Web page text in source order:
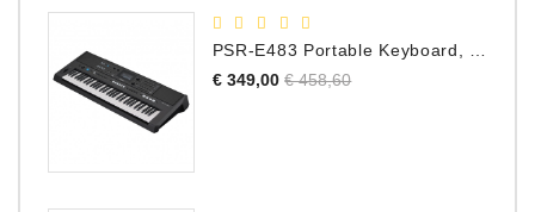
PSR-E483 Portable Keyboard, 61 Toetsen
€ 349,00 Normale
€ 458,60Prijs